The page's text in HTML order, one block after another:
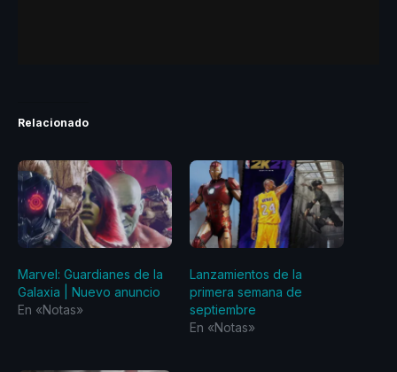
Relacionado
Marvel: Guardianes de la
Galaxia | Nuevo anuncio
En «Notas»
Lanzamientos de la
primera semana de
septiembre
En «Notas»